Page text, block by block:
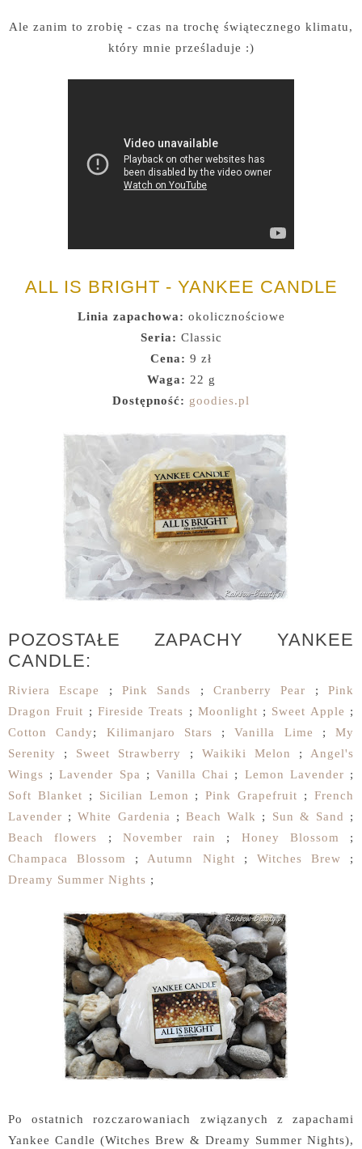
Ale zanim to zrobię - czas na trochę świątecznego klimatu,
który mnie prześladuje :)
ALL IS BRIGHT - YANKEE CANDLE
Linia zapachowa: okolicznościowe
Seria: Classic
Cena: 9 zł
Waga: 22 g
Dostępność: goodies.pl
POZOSTAŁE ZAPACHY YANKEE
CANDLE:
Riviera Escape ;Pink Sands ;Cranberry Pear ;Pink
Dragon Fruit ; Fireside Treats ; Moonlight ; Sweet Apple ;
Cotton Candy; Kilimanjaro Stars ;Vanilla Lime ; My
Serenity
; Sweet Strawberry ; Waikiki Melon ; Angel's
Wings ;Lavender Spa ;Vanilla Chai ; Lemon Lavender ;
Soft Blanket ; Sicilian Lemon ;Pink Grapefruit ;French
Lavender ;White Gardenia ; Beach Walk ; Sun & Sand ;
Beach flowers ; November rain ; Honey Blossom
;
Champaca Blossom
; Autumn Night ; Witches Brew ;
Dreamy Summer Nights ;
Po ostatnich rozczarowaniach związanych z zapachami
Yankee Candle (Witches Brew & Dreamy Summer Nights),